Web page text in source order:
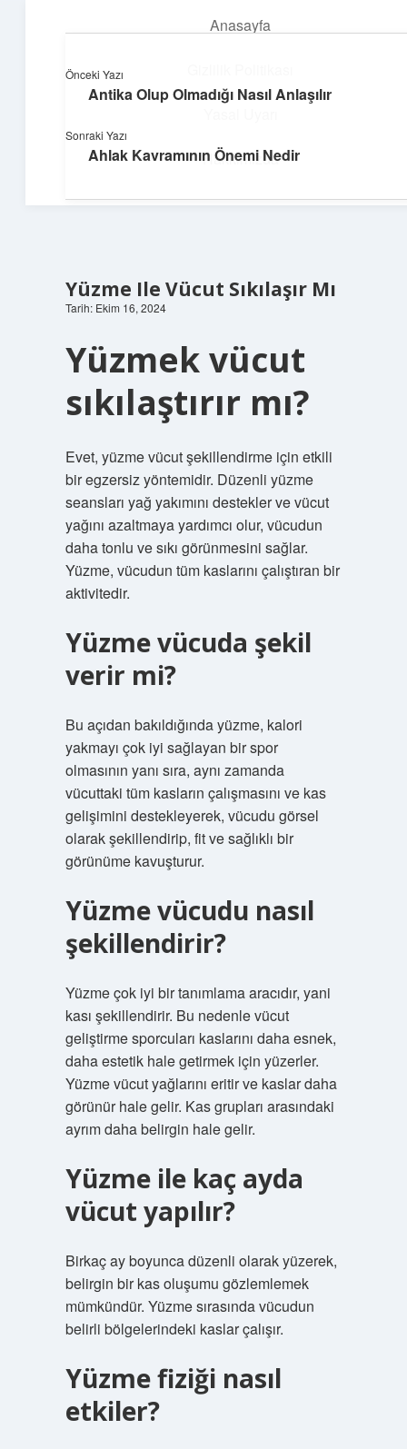
Anasayfa
Hakkımızda
Üretim ve İlham
Yaratıcı projelerle dünyanı inşa et!
Yüzme Ile Vücut Sıkılaşır Mı
Tarih: Ekim 16, 2024
Yüzmek vücut
sıkılaştırır mı?
Evet, yüzme vücut şekillendirme için etkili
bir egzersiz yöntemidir. Düzenli yüzme
seansları yağ yakımını destekler ve vücut
yağını azaltmaya yardımcı olur, vücudun
daha tonlu ve sıkı görünmesini sağlar.
Yüzme, vücudun tüm kaslarını çalıştıran bir
aktivitedir.
Yüzme vücuda şekil
verir mi?
Bu açıdan bakıldığında yüzme, kalori
yakmayı çok iyi sağlayan bir spor
olmasının yanı sıra, aynı zamanda
vücuttaki tüm kasların çalışmasını ve kas
gelişimini destekleyerek, vücudu görsel
olarak şekillendirip, fit ve sağlıklı bir
görünüme kavuşturur.
Yüzme vücudu nasıl
şekillendirir?
Yüzme çok iyi bir tanımlama aracıdır, yani
kası şekillendirir. Bu nedenle vücut
geliştirme sporcuları kaslarını daha esnek,
daha estetik hale getirmek için yüzerler.
Yüzme vücut yağlarını eritir ve kaslar daha
görünür hale gelir. Kas grupları arasındaki
ayrım daha belirgin hale gelir.
Yüzme ile kaç ayda
vücut yapılır?
Birkaç ay boyunca düzenli olarak yüzerek,
belirgin bir kas oluşumu gözlemlemek
mümkündür. Yüzme sırasında vücudun
belirli bölgelerindeki kaslar çalışır.
Yüzme fiziği nasıl
etkiler?
Önceki Yazı
Antika Olup Olmadığı Nasıl Anlaşılır
Sonraki Yazı
Ahlak Kavramının Önemi Nedir